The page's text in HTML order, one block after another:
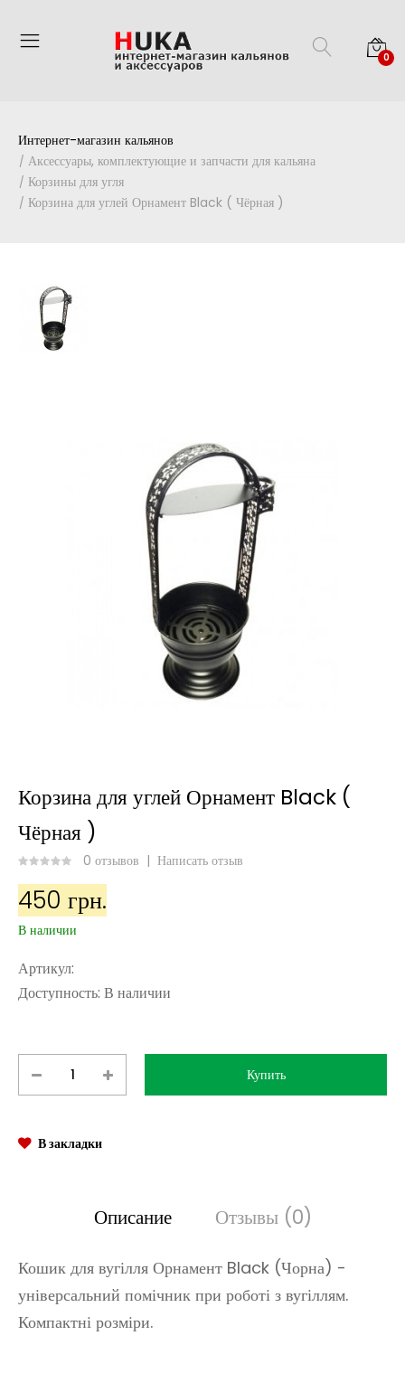
0
Интернет-магазин кальянов
Аксессуары, комплектующие и запчасти для кальяна
Корзины для угля
Корзина для углей Орнамент Black ( Чёрная )
Корзина для углей Орнамент Black (
Чёрная )
0 отзывов | Написать отзыв
450 грн.
В наличии
Артикул:
Доступность: В наличии
В закладки
Описание Отзывы (0)
Кошик для вугілля Орнамент Black (Чорна) -
універсальний помічник при роботі з вугіллям.
Компактні розміри.